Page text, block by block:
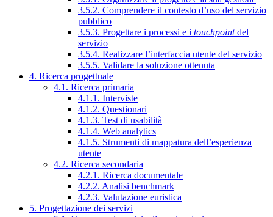
3.5.2. Comprendere il contesto d’uso del servizio
pubblico
3.5.3. Progettare i processi e i touchpointdel
servizio
3.5.4. Realizzare l’interfaccia utente del servizio
3.5.5. Validare la soluzione ottenuta
4. Ricerca progettuale
4.1. Ricerca primaria
4.1.1. Interviste
4.1.2. Questionari
4.1.3. Test di usabilità
4.1.4. Web analytics
4.1.5. Strumenti di mappatura dell’esperienza
utente
4.2. Ricerca secondaria
4.2.1. Ricerca documentale
4.2.2. Analisi benchmark
4.2.3. Valutazione euristica
5. Progettazione dei servizi